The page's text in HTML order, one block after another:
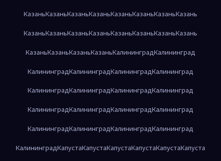
КазаньКазаньКазаньКазаньКазаньКазаньКазаньКазань
КазаньКазаньКазаньКазаньКазаньКазаньКазаньКазань
КазаньКазаньКазаньКазаньКалининградКалининград
КалининградКалининградКалининградКалининград
КалининградКалининградКалининградКалининград
КалининградКалининградКалининградКалининград
КалининградКалининградКалининградКалининград
КалининградКапустаКапустаКапустаКапустаКапустаКапуста